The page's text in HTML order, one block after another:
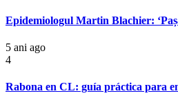
Epidemiologul Martin Blachier:
5 ani ago
4
Rabona en CL: guía práctica para